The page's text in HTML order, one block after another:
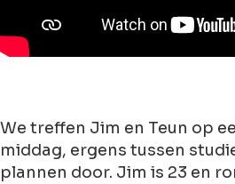
We treffen Jim en Teun op
middag, ergens tussen
plannen door. Jim is 23 en